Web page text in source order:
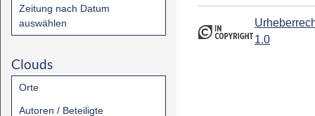
Zeitung nach Datum
auswählen
Clouds
Orte
Autoren / Beteiligte
1.0